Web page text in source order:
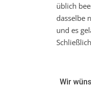
üblich
dasselbe
und es
Wir